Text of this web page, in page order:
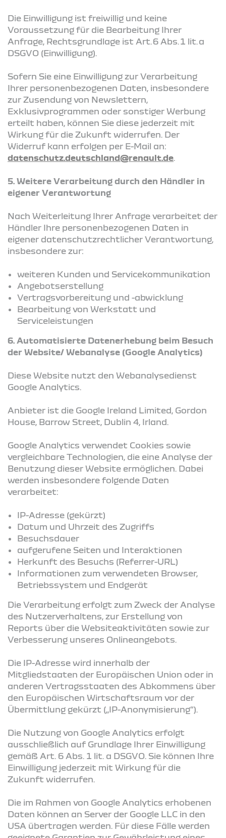
Die Einwilligung ist freiwillig und keine
Voraussetzung für die Bearbeitung Ihrer
Anfrage, Rechtsgrundlage ist Art. 6 Abs. 1 lit. a
DSGVO (Einwilligung).
Sofern Sie eine Einwilligung zur Verarbeitung
Ihrer personenbezogenen Daten, insbesondere
zur Zusendung von Newslettern,
Exklusivprogrammen oder sonstiger Werbung
erteilt haben, können Sie diese jederzeit mit
Wirkung für die Zukunft widerrufen. Der
Widerruf kann erfolgen per E-Mail an:
datenschutz.deutschland@renault.de
5. Weitere Verarbeitung durch den Händler in
eigener Verantwortung
Nach Weiterleitung Ihrer Anfrage verarbeitet der
Händler Ihre personenbezogenen Daten in
eigener datenschutzrechtlicher Verantwortung,
insbesondere zur:
weiteren Kunden und Servicekommunikation
Angebotserstellung
Vertragsvorbereitung und -abwicklung
Bearbeitung von Werkstatt und
Serviceleistungen
6. Automatisierte Datenerhebung beim Besuch
der Website/ Webanalyse (Google Analytics)
Diese Website nutzt den Webanalysedienst
Google Analytics.
Anbieter ist die Google Ireland Limited, Gordon
House, Barrow Street, Dublin 4, Irland.
Google Analytics verwendet Cookies sowie
vergleichbare Technologien, die eine Analyse der
Benutzung dieser Website ermöglichen. Dabei
werden insbesondere folgende Daten
verarbeitet:
IP-Adresse (gekürzt)
Datum und Uhrzeit des Zugriffs
Besuchsdauer
aufgerufene Seiten und Interaktionen
Herkunft des Besuchs (Referrer-URL)
Informationen zum verwendeten Browser,
Betriebssystem und Endgerät
Die Verarbeitung erfolgt zum Zweck der Analyse
des Nutzerverhaltens, zur Erstellung von
Reports über die Websiteaktivitäten sowie zur
Verbesserung unseres Onlineangebots.
Die IP-Adresse wird innerhalb der
Mitgliedstaaten der Europäischen Union oder in
anderen Vertragsstaaten des Abkommens über
den Europäischen Wirtschaftsraum vor der
Übermittlung gekürzt („IP-Anonymisierung“).
Die Nutzung von Google Analytics erfolgt
ausschließlich auf Grundlage Ihrer Einwilligung
gemäß Art. 6 Abs. 1 lit. a DSGVO. Sie können Ihre
Einwilligung jederzeit mit Wirkung für die
Zukunft widerrufen.
Die im Rahmen von Google Analytics erhobenen
Daten können an Server der Google LLC in den
USA übertragen werden. Für diese Fälle werden